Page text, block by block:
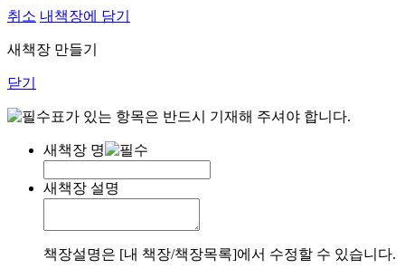
취소 내책장에 담기
새책장 만들기
닫기
표가 있는 항목은 반드시 기재해 주셔야 합니다.
새책장 명
새책장 설명
책장설명은 [내 책장/책장목록]에서 수정할 수 있습니다.